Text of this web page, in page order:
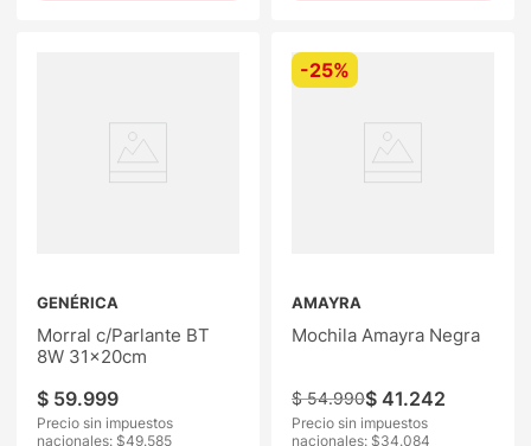
GENÉRICA
Morral c/Parlante BT
8W 31x20cm
$ 59.999
Precio sin impuestos
nacionales: $49.585
-25%
AMAYRA
Mochila Amayra Negra
$ 54.990$ 41.242
Precio sin impuestos
nacionales: $34.084